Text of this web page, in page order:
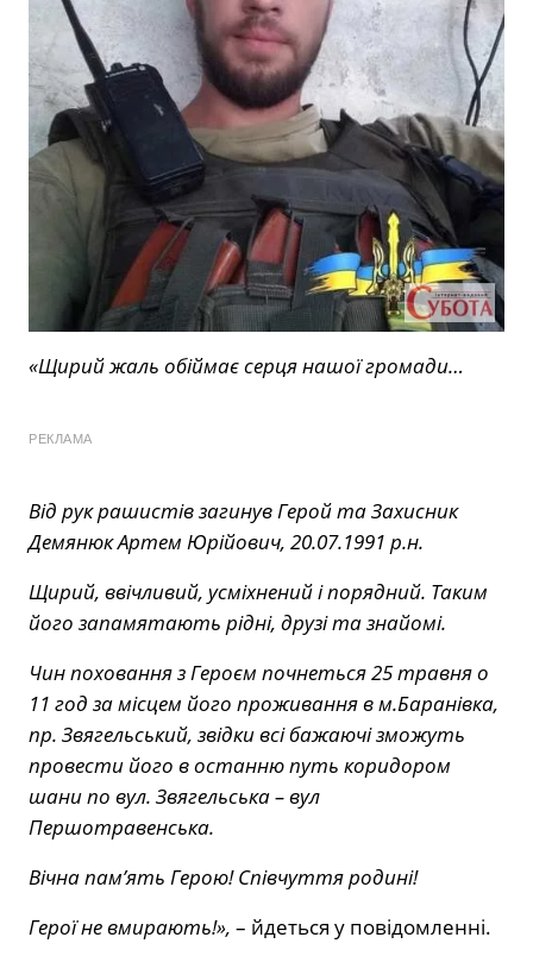
«Щирий жаль обіймає серця нашої громади…
РЕКЛАМА
Від рук рашистів загинув Герой та Захисник
Демянюк Артем Юрійович, 20.07.1991 р.н.
Щирий, ввічливий, усміхнений і порядний. Таким
його запамятають рідні, друзі та знайомі.
Чин поховання з Героєм почнеться 25 травня о
11 год за місцем його проживання в м.Баранівка,
пр. Звягельський, звідки всі бажаючі зможуть
провести його в останню путь коридором
шани по вул. Звягельська – вул
Першотравенська.
Вічна пам’ять Герою! Співчуття родині!
Герої не вмирають!», – йдеться у повідомленні.